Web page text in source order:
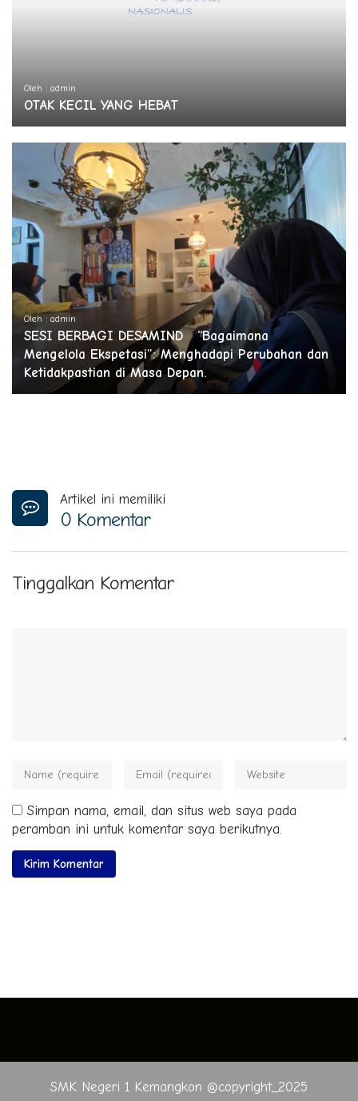
Oleh : admin
OTAK KECIL YANG HEBAT
Oleh : admin
SESI BERBAGI DESAMIND “Bagaimana
Mengelola Ekspetasi”: Menghadapi Perubahan dan
Ketidakpastian di Masa Depan.
Artikel ini memiliki
0 Komentar
Tinggalkan Komentar
Simpan nama, email, dan situs web saya pada
peramban ini untuk komentar saya berikutnya.
SMK Negeri 1 Kemangkon @copyright_2025